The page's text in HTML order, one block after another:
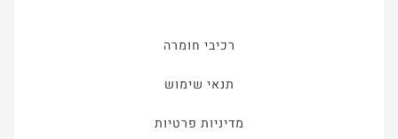
רכיבי חומרה
תנאי שימוש
מדיניות פרטיות